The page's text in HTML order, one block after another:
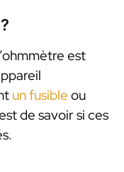
est
un fusible ou
de savoir si ces